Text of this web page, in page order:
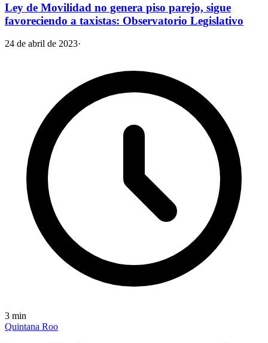
Ley de Movilidad no genera piso parejo, sigue
favoreciendo a taxistas: Observatorio Legislativo
24 de abril de 2023·
3 min
Quintana Roo